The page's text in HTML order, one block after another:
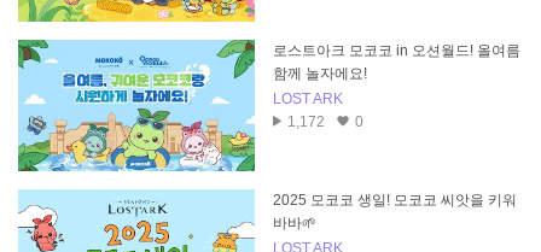
로스트아크 모코코 in 오션월드! 올여름
함께 놀자에요!
LOST ARK
1,172
0
2025 모코코 생일! 모코코 씨앗을 키워
바바🌱